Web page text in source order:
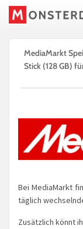
MediaMarkt
Stick (128 GB)
Bei MediaMarkt
täglich
Zusätzlich könnt